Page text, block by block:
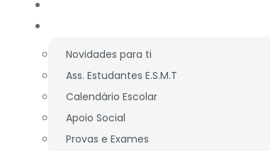
Novidades para ti
Ass. Estudantes E.S.M.T
Calendário Escolar
Apoio Social
Provas e Exames